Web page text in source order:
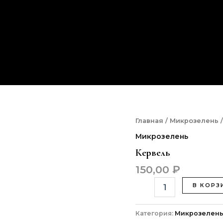
Главная / Микрозелень
Микрозелень
Кервель
150,00 ₽
Количество
Кервель
В
Категория: Микрозелень